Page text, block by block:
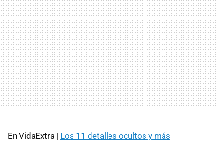
En VidaExtra | Los 11 detalles ocultos y más